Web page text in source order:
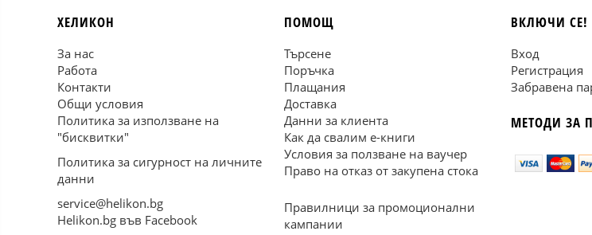
ХЕЛИКОН
За нас
Работа
Контакти
Общи условия
Политика за използване на
"бисквитки"
Политика за сигурност на личните
данни
service@helikon.bg
Helikon.bg във Facebook
ПОМОЩ
Търсене
Поръчка
Плащания
Доставка
Данни за клиента
Как да свалим е-книги
Условия за ползване на ваучер
Право на отказ от закупена стока
Правилници за промоционални
кампании
ВКЛЮЧИ СЕ!
Вход
Регистрация
Забравена
МЕТОДИ ЗА